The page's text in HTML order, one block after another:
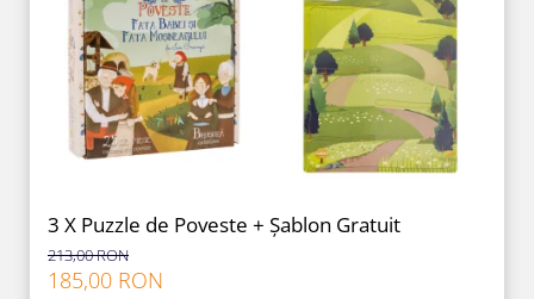
3 X Puzzle de Poveste + Șablon Gratuit
213,00 RON
185,00 RON